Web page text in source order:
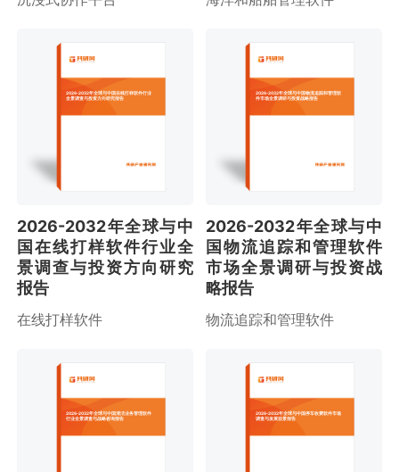
2026-2032年全球与中国在线打样软件行业
全景调查与投资方向研究报告
2026-2032年全球与中
国在线打样软件行业全
景调查与投资方向研究
报告
在线打样软件
2026-2032年全球与中国物流追踪和管理软
件市场全景调研与投资战略报告
2026-2032年全球与中
国物流追踪和管理软件
市场全景调研与投资战
略报告
物流追踪和管理软件
2026-2032年全球与中国清洁业务管理软件
行业全景调查与战略咨询报告
2026-2032年全球与中国停车收费软件市场
调查与发展前景报告